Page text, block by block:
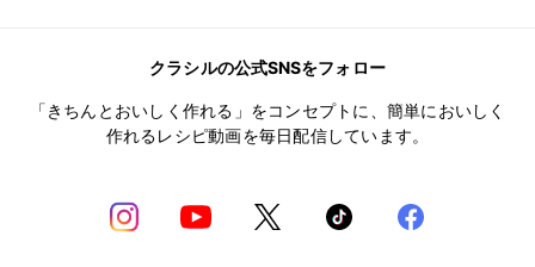
クラシルの公式SNSをフォロー
「きちんとおいしく作れる」をコンセプトに、簡単においしく
作れるレシピ動画を毎日配信しています。